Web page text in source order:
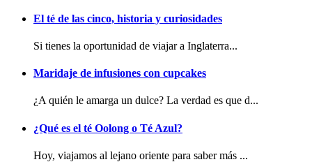
El té de las cinco, historia y curiosidades
Si tienes la oportunidad de viajar a Inglaterra...
Maridaje de infusiones con cupcakes
¿A quién le amarga un dulce? La verdad es que d...
¿Qué es el té Oolong o Té Azul?
Hoy, viajamos al lejano oriente para saber más ...